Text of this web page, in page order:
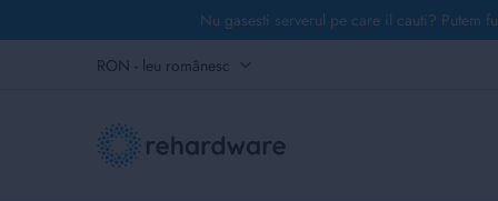
Nu gasesti serverul pe care il cauti? Putem
la
RON - leu românesc